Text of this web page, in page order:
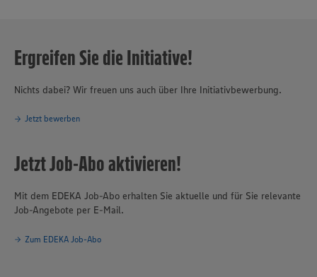
Ergreifen Sie die Initiative!
Nichts dabei? Wir freuen uns auch über Ihre Initiativbewerbung.
Jetzt bewerben
Jetzt Job-Abo aktivieren!
Mit dem EDEKA Job-Abo erhalten Sie aktuelle und für Sie relevante
Job-Angebote per E-Mail.
Zum EDEKA Job-Abo